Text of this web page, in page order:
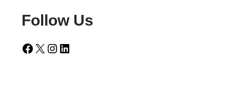
Follow Us
Facebook X Instagram LinkedIn